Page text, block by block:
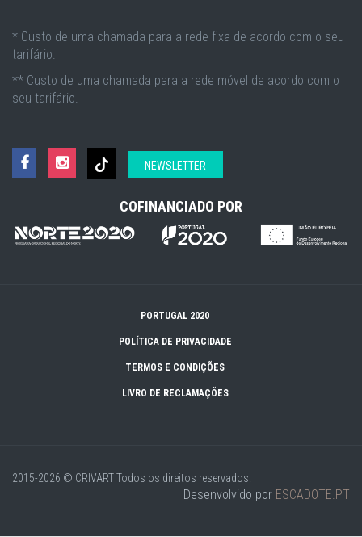
* Custo de uma chamada para a rede fixa de acordo com o seu
tarifário.
** Custo de uma chamada para a rede móvel de acordo com o
seu tarifário.
NEWSLETTER
COFINANCIADO POR
PORTUGAL 2020
POLÍTICA DE PRIVACIDADE
TERMOS E CONDIÇÕES
LIVRO DE RECLAMAÇÕES
2015-2026 © CRIVARTTodos os direitos reservados.
Desenvolvido por ESCADOTE.PT